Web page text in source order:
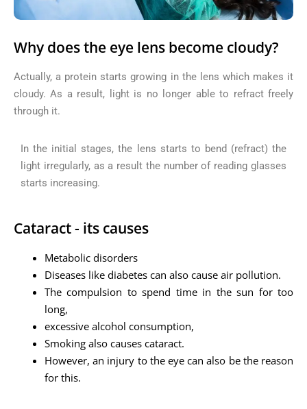
Why does the eye lens become cloudy?
Actually, a protein starts growing in the lens which makes it
cloudy. As a result, light is no longer able to refract freely
through it.
In the initial stages, the lens starts to bend (refract) the
light irregularly, as a result the number of reading glasses
starts increasing.
Cataract - its causes
Metabolic disorders
Diseases like diabetes can also cause air pollution.
The compulsion to spend time in the sun for too
long,
excessive alcohol consumption,
Smoking also causes cataract.
However, an injury to the eye can also be the reason
for this.